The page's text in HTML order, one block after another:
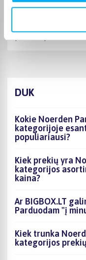
Žydrūnas K.
prekės. Bet pri ...
DUK
Kokie Noerden
kategorijoje
populiariausi?
Kiek prekių yra
kategorijos
kaina?
Ar BIGBOX.LT
Parduodam "į
Kiek trunka
kategorijos